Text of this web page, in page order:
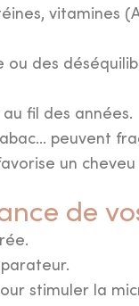
vitamines
ou des
fil des années.
peuvent
un
de
stimuler la